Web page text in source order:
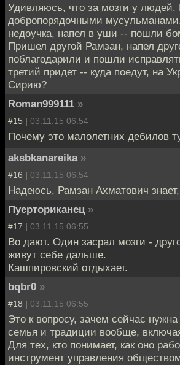
Удивляюсь, что за мозги у
добропорядочными
недоучка, напел в уши -- пошли
Пришел другой Рамзан, напел
поблагодарили и пошли
третий придет -- куда поедут, на
Сирию?
Roman999111 »
#15 | 03.11.15 06:54
Почему это малолетних дебилов
aksbkanareika »
#16 | 03.11.15 06:54
Надеюсь, Рамзан Ахматович знает,
Пуерториканец »
#17 | 03.11.15 06:55
Во дают. Один засрал мозги -
живут себе дальше.
Кашпировский отдыхает.
bqbr0 »
#18 | 03.11.15 06:55
Это к вопросу, зачем сейчас
семья и традиции вообще,
Для тех, кто понимает, как оно
инструмент управления